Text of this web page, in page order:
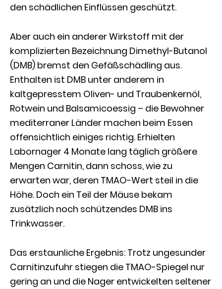
den schädlichen Einflüssen geschützt.
Aber auch ein anderer Wirkstoff mit der
komplizierten Bezeichnung Dimethyl-Butanol
(DMB) bremst den Gefäßschädling aus.
Enthalten ist DMB unter anderem in
kaltgepresstem Oliven- und Traubenkernöl,
Rotwein und Balsamicoessig – die Bewohner
mediterraner Länder machen beim Essen
offensichtlich einiges richtig. Erhielten
Labornager 4 Monate lang täglich größere
Mengen Carnitin, dann schoss, wie zu
erwarten war, deren TMAO-Wert steil in die
Höhe. Doch ein Teil der Mäuse bekam
zusätzlich noch schützendes DMB ins
Trinkwasser.
Das erstaunliche Ergebnis: Trotz ungesunder
Carnitinzufuhr stiegen die TMAO-Spiegel nur
gering an und die Nager entwickelten seltener